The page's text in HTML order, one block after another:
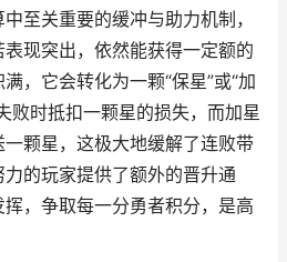
至关重要的缓冲与助力机制，
现突出，依然能获得一定额的
，它会转化为一颗“保星”或“加
败时抵扣一颗星的损失，而加星
颗星，这极大地缓解了连败带
的玩家提供了额外的晋升通
，争取每一分勇者积分，是高